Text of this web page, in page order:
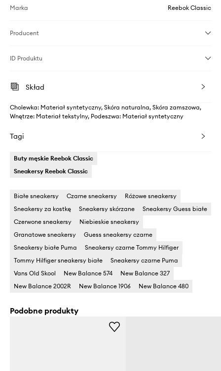
Marka Reebok Classic
Producent
ID Produktu
Skład
Cholewka: Materiał syntetyczny, Skóra naturalna, Skóra zamszowa,
Wnętrze: Materiał tekstylny, Podeszwa: Materiał syntetyczny
Tagi
Buty męskie Reebok Classic
Sneakersy Reebok Classic
Białe sneakersy Czarne sneakersy
Różowe sneakersy
Sneakersy za kostkę
Sneakersy skórzane
Sneakersy Guess białe
Czerwone sneakersy
Niebieskie sneakersy
Granatowe sneakersy
Guess sneakersy czarne
Sneakersy białe Puma
Sneakersy czarne Tommy Hilfiger
Tommy Hilfiger sneakersy białe
Sneakersy czarne Puma
Vans Old Skool
New Balance 574
New Balance 327
New Balance 2002R
New Balance 1906 New Balance 480
Podobne produkty